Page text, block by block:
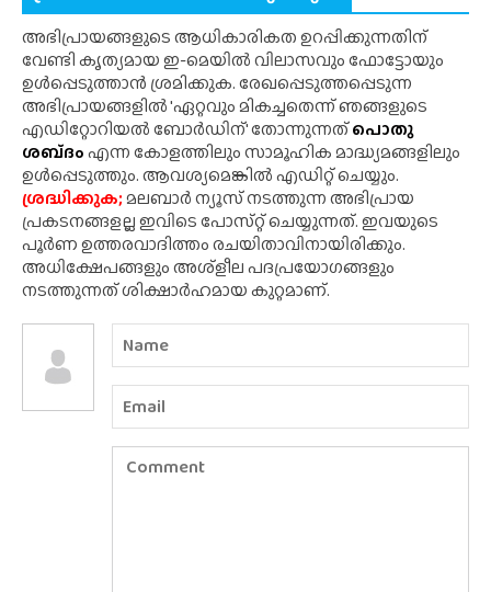
അഭിപ്രായങ്ങളുടെ ആധികാരികത ഉറപ്പിക്കുന്നതിന്
വേണ്ടി കൃത്യമായ ഇ-മെയിൽ വിലാസവും ഫോട്ടോയും
ഉൾപ്പെടുത്താൻ ശ്രമിക്കുക. രേഖപ്പെടുത്തപ്പെടുന്ന
അഭിപ്രായങ്ങളിൽ 'ഏറ്റവും മികച്ചതെന്ന് ഞങ്ങളുടെ
എഡിറ്റോറിയൽ ബോർഡിന്' തോന്നുന്നത്പൊതു
ശബ്‌ദംഎന്ന കോളത്തിലും സാമൂഹിക മാദ്ധ്യമങ്ങളിലും
ഉൾപ്പെടുത്തും. ആവശ്യമെങ്കിൽ എഡിറ്റ് ചെയ്യും.
ശ്രദ്ധിക്കുക;മലബാർ ന്യൂസ് നടത്തുന്ന അഭിപ്രായ
പ്രകടനങ്ങളല്ല ഇവിടെ പോസ്‌റ്റ് ചെയ്യുന്നത്. ഇവയുടെ
പൂർണ ഉത്തരവാദിത്തം രചയിതാവിനായിരിക്കും.
അധിക്ഷേപങ്ങളും അശ്‌ളീല പദപ്രയോഗങ്ങളും
നടത്തുന്നത് ശിക്ഷാർഹമായ കുറ്റമാണ്.